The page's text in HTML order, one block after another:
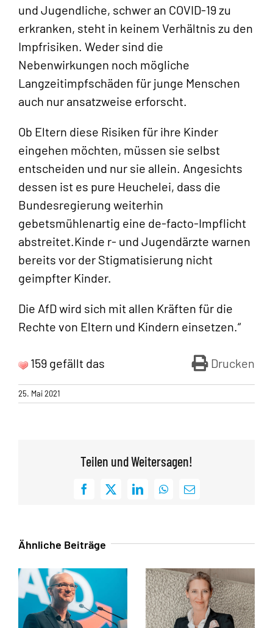
und Jugendliche, schwer an COVID-19 zu
erkranken, steht in keinem Verhältnis zu den
Impfrisiken. Weder sind die
Nebenwirkungen noch mögliche
Langzeitimpfschäden für junge Menschen
auch nur ansatzweise erforscht.
Ob Eltern diese Risiken für ihre Kinder
eingehen möchten, müssen sie selbst
entscheiden und nur sie allein. Angesichts
dessen ist es pure Heuchelei, dass die
Bundesregierung weiterhin
gebetsmühlenartig eine de-facto-Impflicht
abstreitet.Kinde r- und Jugendärzte warnen
bereits vor der Stigmatisierung nicht
geimpfter Kinder.
Die AfD wird sich mit allen Kräften für die
Rechte von Eltern und Kindern einsetzen.“
Drucken
159 gefällt das
25. Mai 2021
Teilen und Weitersagen!
Facebook
X LinkedInWhatsApp
E-
Ähnliche Beiträge